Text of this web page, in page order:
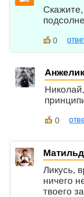
0
0
Ликусь,
ничего
твоего